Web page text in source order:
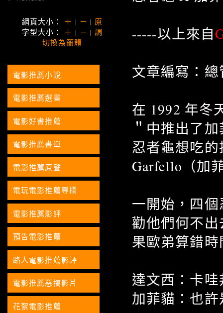
-----以上來自
文章編寫：
在 1992 年冬
＂中推出了
忍者龜想吃
Garfello（加
一開始，四
勸他們何不
果歐弟算錯
達文西：卡
加菲貓：也
網頁大小： ＋ | － | 原
字型大小： ＋ | － |調
切換為簡體
電影推薦小說
電影推薦選書
電影好書推薦
電影推薦書單
電影推薦原聲
電玩電影推薦專欄
電影推薦影評
預告電影推薦
路人電影推薦影評
電影推薦惡搞影片
花絮電影推薦